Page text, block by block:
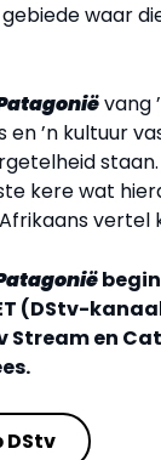
waar
vang
en ’n kultuur
kere wat
vertel
(DStv-
Stream en
DStv